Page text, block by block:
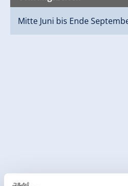
Mitte Juni bis Ende